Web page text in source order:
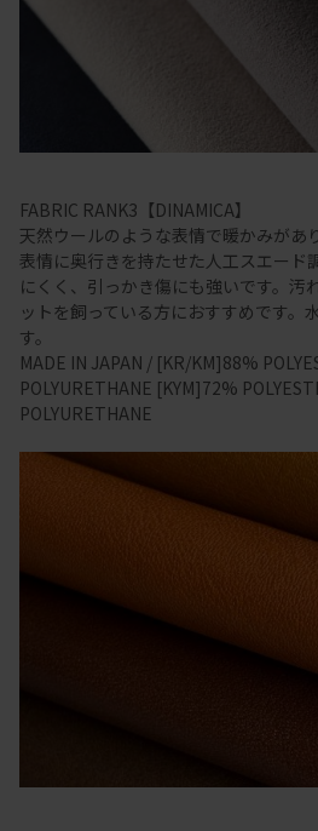
FABRIC RANK3【DINAMICA】
天然ウールのような表情で暖かみがあ
表情に奥行きを持たせた人工スエード
にくく、引っかき傷にも強いです。汚
ットを飼っている方におすすめです。
す。
MADE IN JAPAN / [KR/KM]88%
POLYURETHANE [KYM]72%
POLYURETHANE